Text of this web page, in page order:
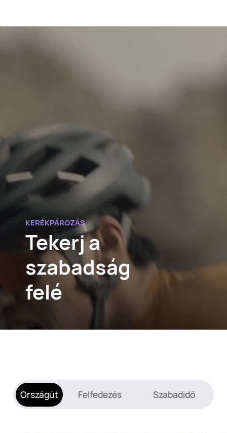
KERÉKPÁROZÁS
Tekerj a
szabadság
felé
Országút Felfedezés Szabadidő